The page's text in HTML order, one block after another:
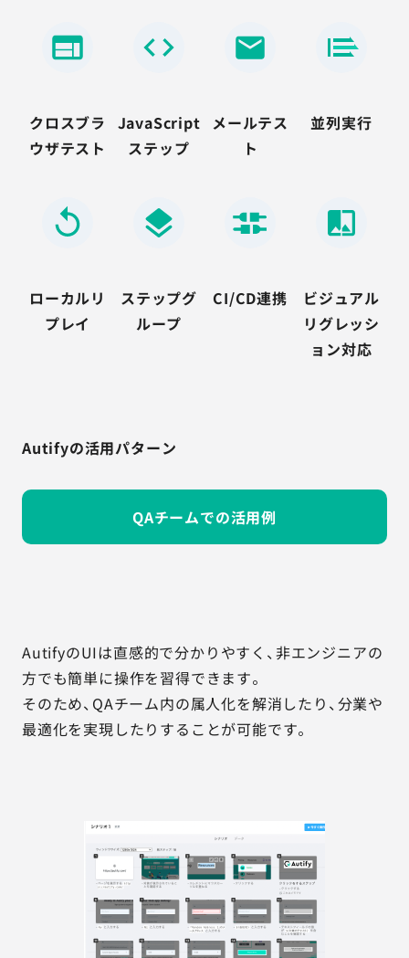
クロスブラ
ウザテスト
JavaScript
ステップ
メールテス
ト
並列実行
ローカルリ
プレイ
ステップグ
ループ
CI/CD連携
ビジュアル
リグレッシ
ョン対応
Autifyの活用パターン
QAチームでの活用例
AutifyのUIは直感的で分かりやすく、非エンジニアの
方でも簡単に操作を習得できます。
そのため、QAチーム内の属人化を解消したり、分業や
最適化を実現したりすることが可能です。